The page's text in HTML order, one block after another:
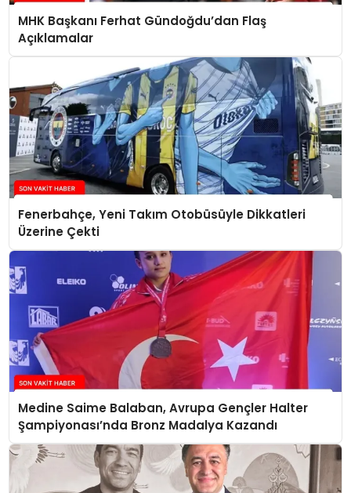
MHK Başkanı Ferhat Gündoğdu’dan Flaş
Açıklamalar
Fenerbahçe, Yeni Takım Otobüsüyle Dikkatleri
Üzerine Çekti
Medine Saime Balaban, Avrupa Gençler Halter
Şampiyonası’nda Bronz Madalya Kazandı